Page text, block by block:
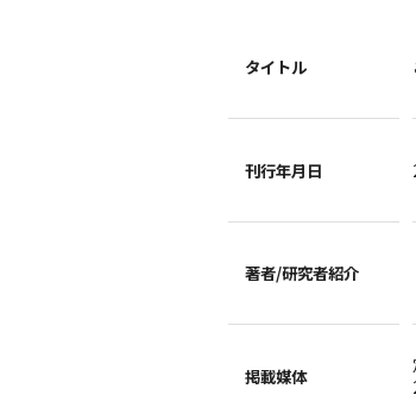
タイトル
刊行年月日
著者/研究者紹介
掲載媒体